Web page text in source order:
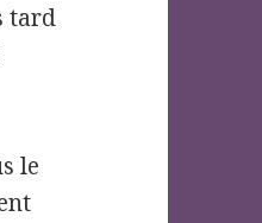
tard
le